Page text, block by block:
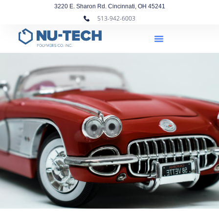
3220 E. Sharon Rd. Cincinnati, OH 45241
513-942-6003